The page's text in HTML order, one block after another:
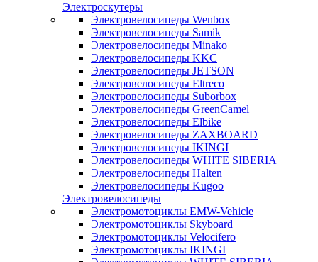
Электроскутеры
Электровелосипеды Wenbox
Электровелосипеды Samik
Электровелосипеды Minako
Электровелосипеды KKC
Электровелосипеды JETSON
Электровелосипеды Eltreco
Электровелосипеды Suborbox
Электровелосипеды GreenCamel
Электровелосипеды Elbike
Электровелосипеды ZAXBOARD
Электровелосипеды IKINGI
Электровелосипеды WHITE SIBERIA
Электровелосипеды Halten
Электровелосипеды Kugoo
Электровелосипеды
Электромотоциклы EMW-Vehicle
Электромотоциклы Skyboard
Электромотоциклы Velocifero
Электромотоциклы IKINGI